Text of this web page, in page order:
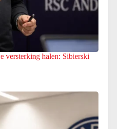
versterking halen: Sibierski